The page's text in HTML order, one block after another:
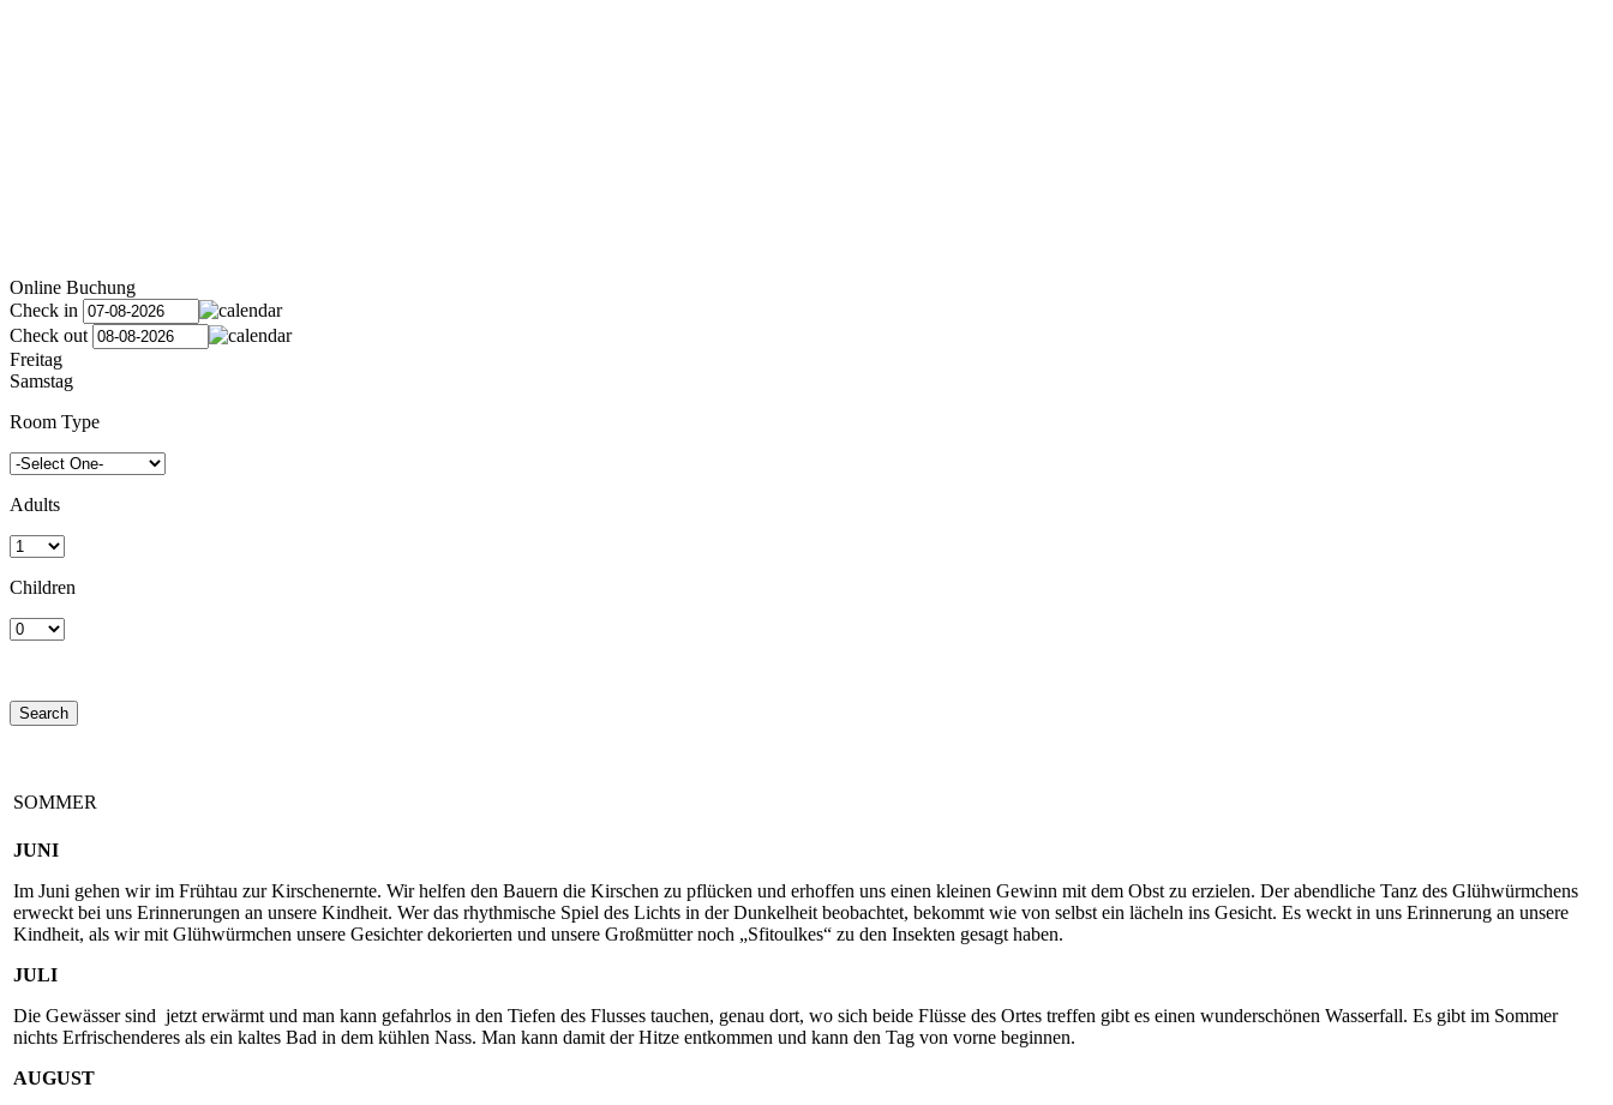
Online Buchung
Check in
Check out
Freitag
Samstag
Room Type
Adults
Children
SOMMER
JUNI
Im Juni gehen wir im Frühtau zur Kirschenernte. Wir helfen den Bauern die Kirschen zu pflücken und erhoffen uns einen kleinen Gewinn mit dem Obst zu erzielen. Der abendliche Tanz des Glühwürmchens
erweckt bei uns Erinnerungen an unsere Kindheit. Wer das rhythmische Spiel des Lichts in der Dunkelheit beobachtet, bekommt wie von selbst ein lächeln ins Gesicht. Es weckt in uns Erinnerung an unsere
Kindheit, als wir mit Glühwürmchen unsere Gesichter dekorierten und unsere Großmütter noch „Sfitoulkes“ zu den Insekten gesagt haben.
JULI
Die Gewässer sind jetzt erwärmt und man kann gefahrlos in den Tiefen des Flusses tauchen, genau dort, wo sich beide Flüsse des Ortes treffen gibt es einen wunderschönen Wasserfall. Es gibt im Sommer
nichts Erfrischenderes als ein kaltes Bad in dem kühlen Nass. Man kann damit der Hitze entkommen und kann den Tag von vorne beginnen.
AUGUST